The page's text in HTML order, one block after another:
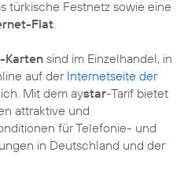
türkische Festnetz sowie eine
Flat
Karten sind im Einzelhandel, in
auf der Internetseite der
Mit dem aystar-Tarif bietet
attraktive und
für Telefonie- und
in Deutschland und der